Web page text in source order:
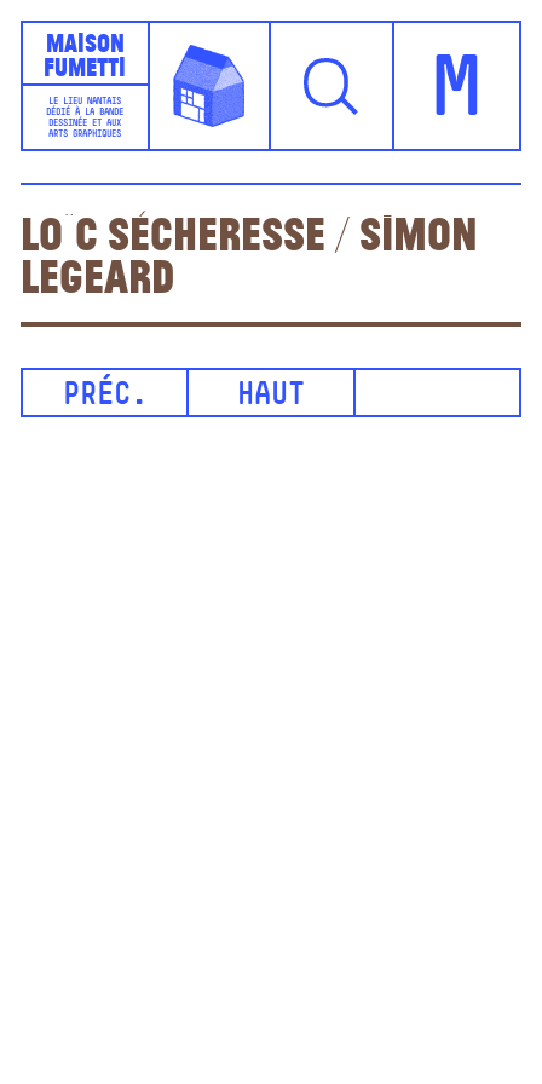
Maison
Fumetti
LE LIEU NANTAIS
DÉDIÉ À LA BANDE
DESSINÉE ET AUX
ARTS GRAPHIQUES
M
Loïc Sécheresse / Simon
Legeard
PRÉC. HAUT